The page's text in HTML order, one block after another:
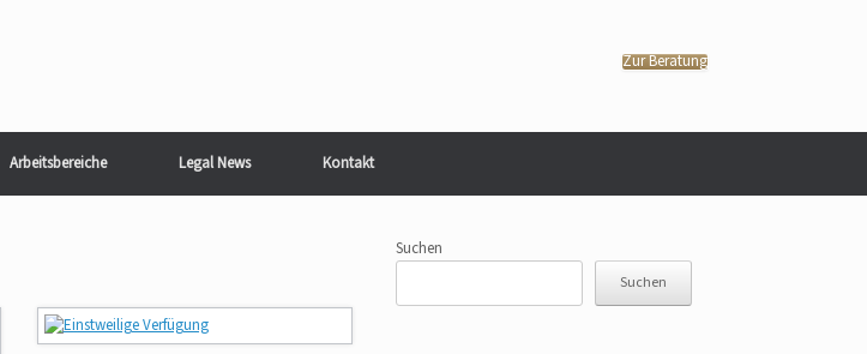
Zur Beratung
Arbeitsbereiche Legal News Kontakt
Suchen
Suchen